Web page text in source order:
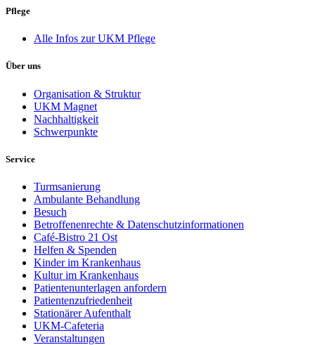
Pflege
Alle Infos zur UKM Pflege
Über uns
Organisation & Struktur
UKM Magnet
Nachhaltigkeit
Schwerpunkte
Service
Turmsanierung
Ambulante Behandlung
Besuch
Betroffenenrechte & Datenschutzinformationen
Café-Bistro 21 Ost
Helfen & Spenden
Kinder im Krankenhaus
Kultur im Krankenhaus
Patientenunterlagen anfordern
Patientenzufriedenheit
Stationärer Aufenthalt
UKM-Cafeteria
Veranstaltungen